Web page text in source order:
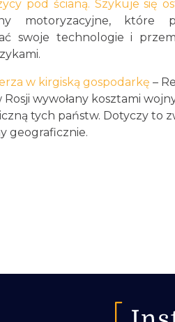
pod ścianą. Szykuje się
motoryzacyjne, które
swoje technologie i
w kirgiską gospodarkę –
Rosji wywołany kosztami
tych państw. Dotyczy to
geograficznie.